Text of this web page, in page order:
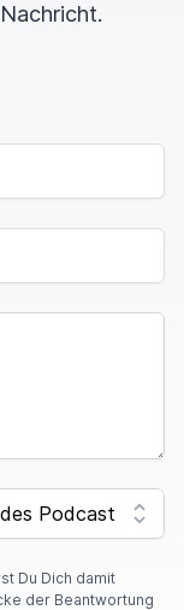
Du Dich damit
der Beantwortung